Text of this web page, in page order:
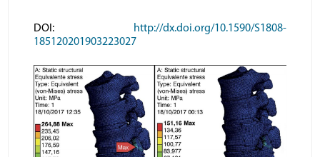
DOI:
http://dx.doi.org/10.1590/S1808-
185120201903223027